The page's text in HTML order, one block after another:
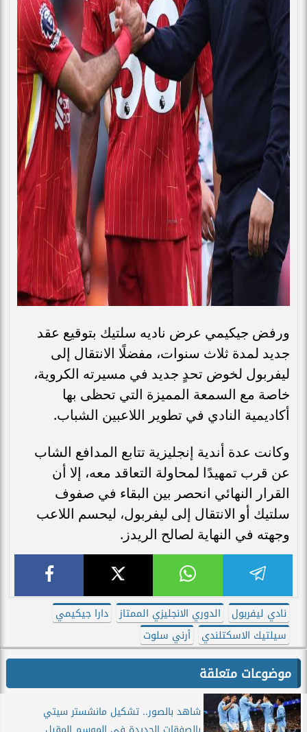
ورفض جيكيمي عرض ناديه سلتيك بتوقيع عقد
جديد لمدة ثلاث سنوات، مفضلًا الانتقال إلى
ليفربول لخوض تحدٍ جديد في مسيرته الكروية،
خاصة مع السمعة المميزة التي تحظى بها
أكاديمية النادي في تطوير اللاعبين الشباب.
وكانت عدة أندية إنجليزية تتابع المدافع الشاب
عن قرب تمهيدًا لمحاولة التعاقد معه، إلا أن
القرار النهائي انحصر بين البقاء في صفوف
سلتيك أو الانتقال إلى ليفربول، ليحسم اللاعب
وجهته في النهاية لصالح الريدز.
نادي ليفربول الدوري الانجليزي الممتاز
دارا جيكيمي
سيلتيك الاسكتلندي
أرني سلوت
موضوعات متعلقة
شاهد بالصور.. تشكيل مانشستر سيتي